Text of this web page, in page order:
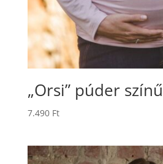
„Orsi” púder
7.490 Ft